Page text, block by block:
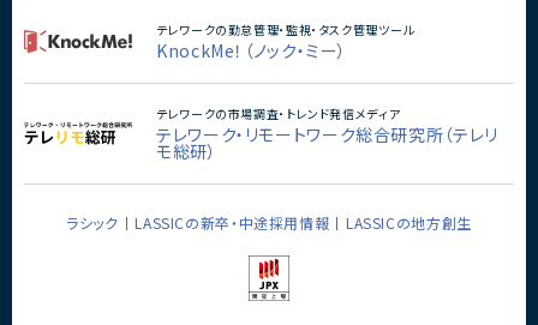
テレワークの勤怠管理・監視・タスク管理ツール
KnockMe！（ノック・ミー）
テレワークの市場調査・トレンド発信メディア
テレワーク・リモートワーク総合研究所（テレリ
モ総研）
ラシック LASSICの新卒・中途採用情報 LASSICの地方創生